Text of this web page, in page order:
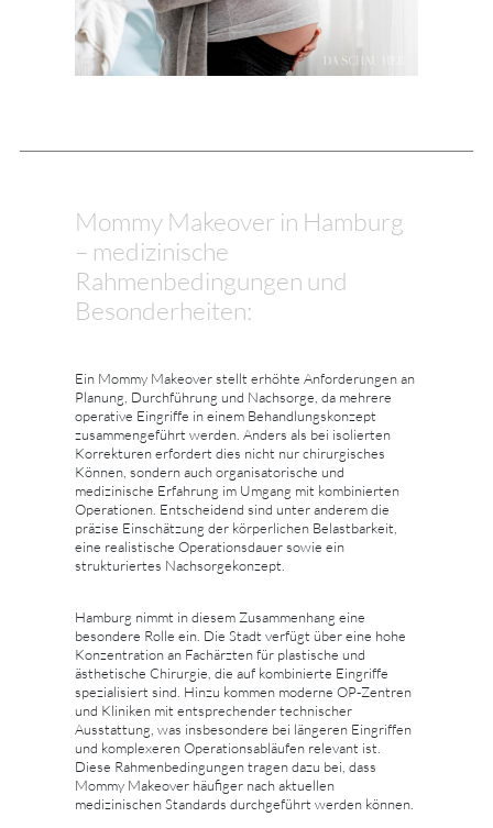
Mommy Makeover in Hamburg
– medizinische
Rahmenbedingungen und
Besonderheiten:
Ein Mommy Makeover stellt erhöhte Anforderungen an
Planung, Durchführung und Nachsorge, da mehrere
operative Eingriffe in einem Behandlungskonzept
zusammengeführt werden. Anders als bei isolierten
Korrekturen erfordert dies nicht nur chirurgisches
Können, sondern auch organisatorische und
medizinische Erfahrung im Umgang mit kombinierten
Operationen. Entscheidend sind unter anderem die
präzise Einschätzung der körperlichen Belastbarkeit,
eine realistische Operationsdauer sowie ein
strukturiertes Nachsorgekonzept.
Hamburg nimmt in diesem Zusammenhang eine
besondere Rolle ein. Die Stadt verfügt über eine hohe
Konzentration an Fachärzten für plastische und
ästhetische Chirurgie, die auf kombinierte Eingriffe
spezialisiert sind. Hinzu kommen moderne OP-Zentren
und Kliniken mit entsprechender technischer
Ausstattung, was insbesondere bei längeren Eingriffen
und komplexeren Operationsabläufen relevant ist.
Diese Rahmenbedingungen tragen dazu bei, dass
Mommy Makeover häufiger nach aktuellen
medizinischen Standards durchgeführt werden können.